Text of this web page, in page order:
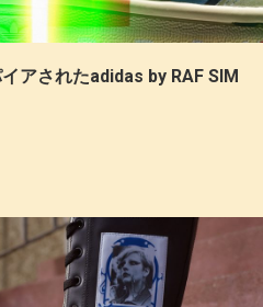
アされたadidas by RAF SIM